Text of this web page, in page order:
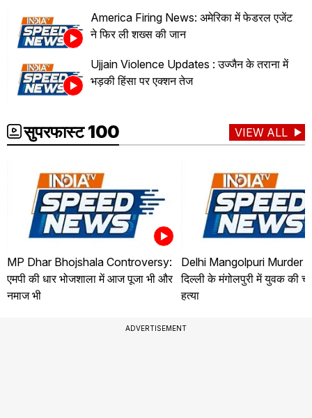
America Firing News: अमेरिका में फेडरल एजेंट
ने फिर ली शख्स की जान
Ujjain Violence Updates : उज्जैन के तराना में
भड़की हिंसा पर एक्शन तेज
सुपरफास्ट 100 VIEW ALL
MP Dhar Bhojshala Controversy:
एमपी की धार भोजशाला में आज पूजा भी और
नमाज भी
Delhi Mangolpuri Murder
दिल्ली के मंगोलपुरी में युवक की
हत्या
ADVERTISEMENT